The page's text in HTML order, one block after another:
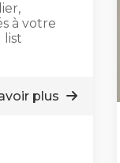
à votre
list
plus